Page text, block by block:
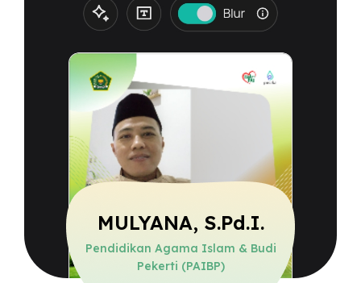
MULYANA, S.Pd.I.
Pendidikan Agama Islam & Budi
Pekerti (PAIBP)